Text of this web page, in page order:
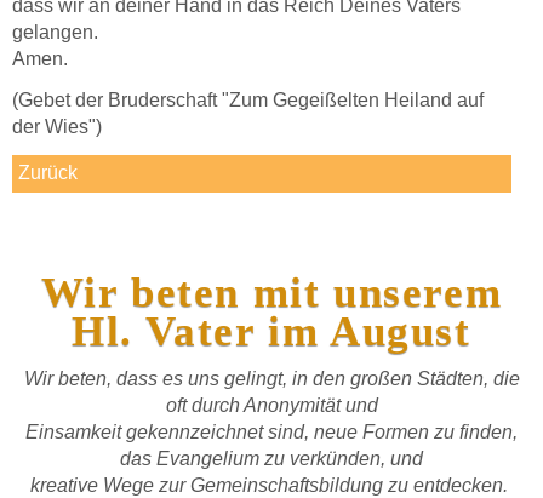
dass wir an deiner Hand in das Reich Deines Vaters
gelangen.
Amen.
(Gebet der Bruderschaft "Zum Gegeißelten Heiland auf
der Wies")
Zurück
Wir beten mit unserem
Hl. Vater im August
Wir beten, dass es uns gelingt, in den großen Städten, die
oft durch Anonymität und
Einsamkeit gekennzeichnet sind, neue Formen zu finden,
das Evangelium zu verkünden, und
kreative Wege zur Gemeinschaftsbildung zu entdecken.